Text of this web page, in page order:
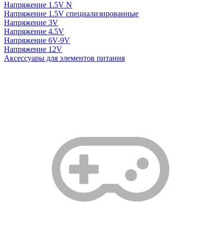
Напряжение 1.5V N
Напряжение 1.5V специализированные
Напряжение 3V
Напряжение 4.5V
Напряжение 6V-9V
Напряжение 12V
Аксессуары для элементов питания